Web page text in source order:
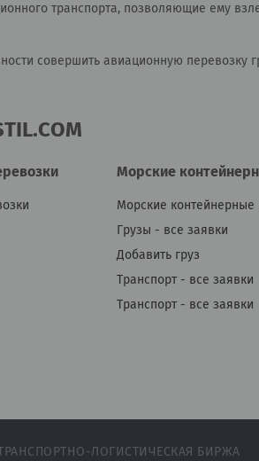
транспорта, позволяющие ему
совершить авиационную перевозку
Морские
Морские контейнерные
Грузы - все заявки
Добавить груз
Транспорт - все заявки
Транспорт - все заявки
ЛОГИСТИЧЕСКАЯ БИРЖА